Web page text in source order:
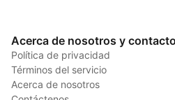
Acerca de nosotros y
Política de privacidad
Términos del servicio
Acerca de nosotros